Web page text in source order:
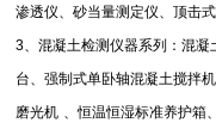
渗透仪、砂当量测定仪、顶击式
3、混凝土检测仪器系列：混凝
台、强制式单卧轴混凝土搅拌机
磨光机 、恒温恒湿标准养护箱